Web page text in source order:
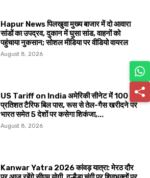
Hapur News पिलखुवा मुख्य बाजार में दो आवारा
सांडों का उपद्रव, दुकान में घुसा सांड, वाहनों को
पहुंचाया नुकसान; सोशल मीडिया पर वीडियो वायरल
August 8, 2026
US Tariff on India अमेरिकी सीनेट में 100
प्रतिशत टैरिफ बिल पास, रूस से तेल-गैस खरीदने पर
भारत समेत 5 देशों पर कसेगा शिकंजा,...
August 8, 2026
Kanwar Yatra 2026 कांवड़ यात्रा: मेरठ दौर